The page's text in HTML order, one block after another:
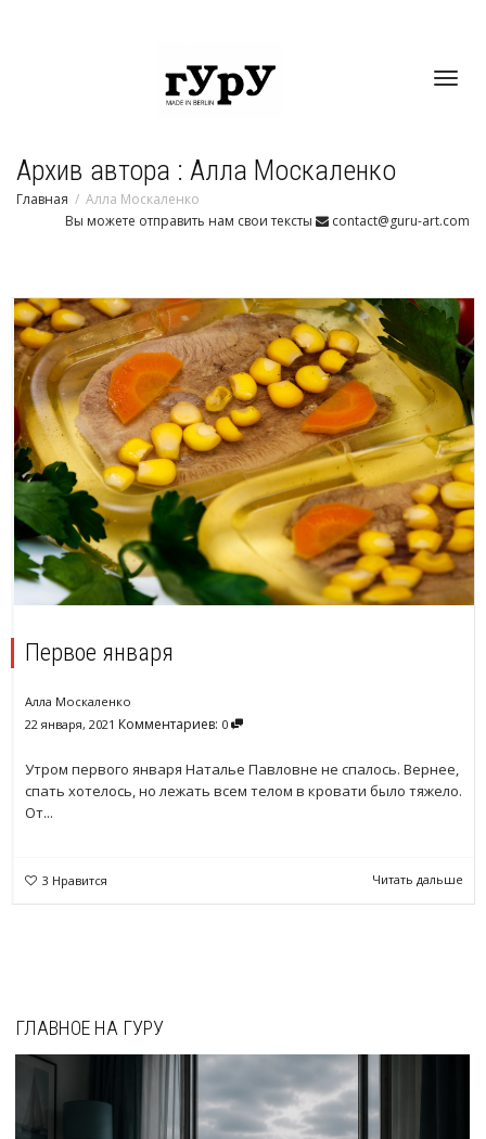
Архив автора : Алла Москаленко
Главная
Алла Москаленко
Вы можете отправить нам свои тексты
contact@guru-art.com
Первое января
Алла Москаленко
22 января, 2021 Комментариев: 0
Утром первого января Наталье Павловне не спалось. Вернее,
спать хотелось, но лежать всем телом в кровати было тяжело.
От...
3 Нравится Читать дальше
ГЛАВНОЕ НА ГУРУ